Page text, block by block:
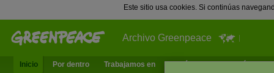
Este sitio usa cookies. Si continúas
Archivo Greenpeace
Inicio Por dentro Trabajamos en ¿Qué puedes hacer tú?